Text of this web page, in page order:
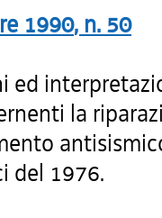
1990, n. 50
ed
la
del 1976.